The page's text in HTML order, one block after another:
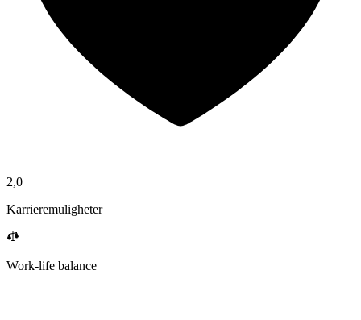
2,0
Karrieremuligheter
Work-life balance